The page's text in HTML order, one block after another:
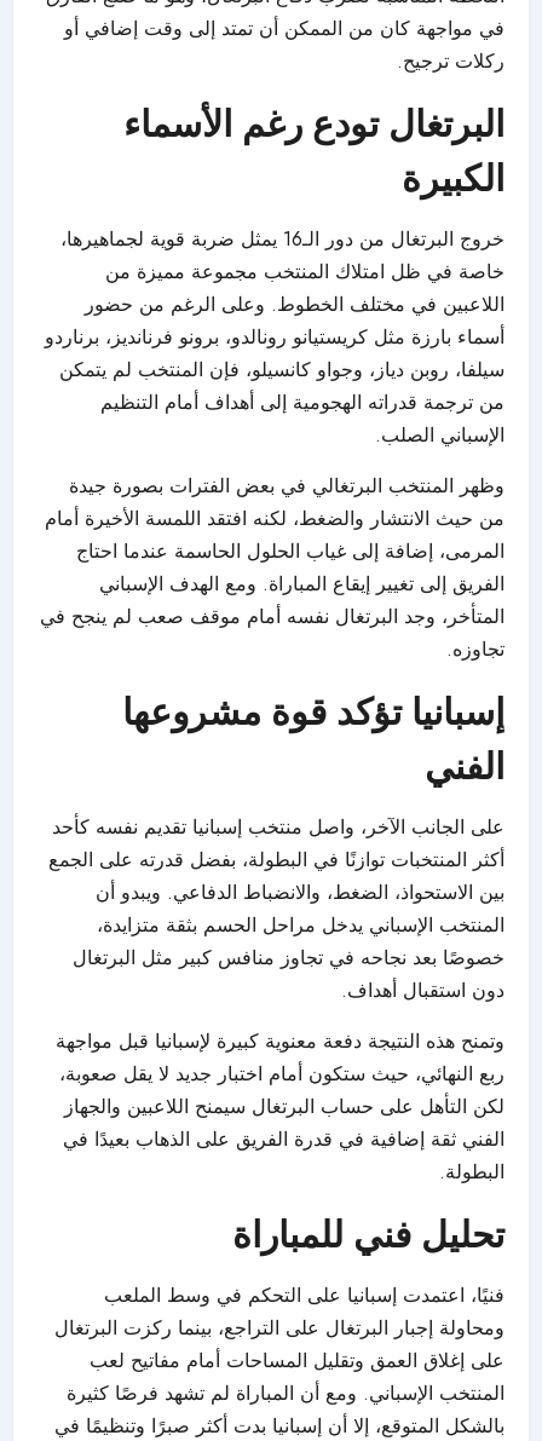
في مواجهة كان من الممكن أن تمتد إلى وقت إضافي أو
ركلات ترجيح.
البرتغال تودع رغم الأسماء
الكبيرة
خروج البرتغال من دور الـ16 يمثل ضربة قوية لجماهيرها،
خاصة في ظل امتلاك المنتخب مجموعة مميزة من
اللاعبين في مختلف الخطوط. وعلى الرغم من حضور
أسماء بارزة مثل كريستيانو رونالدو، برونو فرنانديز، برناردو
سيلفا، روبن دياز، وجواو كانسيلو، فإن المنتخب لم يتمكن
من ترجمة قدراته الهجومية إلى أهداف أمام التنظيم
الإسباني الصلب.
وظهر المنتخب البرتغالي في بعض الفترات بصورة جيدة
من حيث الانتشار والضغط، لكنه افتقد اللمسة الأخيرة أمام
المرمى، إضافة إلى غياب الحلول الحاسمة عندما احتاج
الفريق إلى تغيير إيقاع المباراة. ومع الهدف الإسباني
المتأخر، وجد البرتغال نفسه أمام موقف صعب لم ينجح في
تجاوزه.
إسبانيا تؤكد قوة مشروعها
الفني
على الجانب الآخر، واصل منتخب إسبانيا تقديم نفسه كأحد
أكثر المنتخبات توازنًا في البطولة، بفضل قدرته على الجمع
بين الاستحواذ، الضغط، والانضباط الدفاعي. ويبدو أن
المنتخب الإسباني يدخل مراحل الحسم بثقة متزايدة،
خصوصًا بعد نجاحه في تجاوز منافس كبير مثل البرتغال
دون استقبال أهداف.
وتمنح هذه النتيجة دفعة معنوية كبيرة لإسبانيا قبل مواجهة
ربع النهائي، حيث ستكون أمام اختبار جديد لا يقل صعوبة،
لكن التأهل على حساب البرتغال سيمنح اللاعبين والجهاز
الفني ثقة إضافية في قدرة الفريق على الذهاب بعيدًا في
البطولة.
تحليل فني للمباراة
فنيًا، اعتمدت إسبانيا على التحكم في وسط الملعب
ومحاولة إجبار البرتغال على التراجع، بينما ركزت البرتغال
على إغلاق العمق وتقليل المساحات أمام مفاتيح لعب
المنتخب الإسباني. ومع أن المباراة لم تشهد فرصًا كثيرة
بالشكل المتوقع، إلا أن إسبانيا بدت أكثر صبرًا وتنظيمًا في